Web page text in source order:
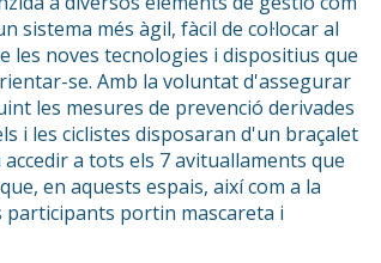
més àgil, fàcil de col·locar al
les noves tecnologies i dispositius que
se. Amb la voluntat d'assegurar
les mesures de prevenció derivades
i les ciclistes disposaran d'un braçalet
a tots els 7 avituallaments que
en aquests espais, així com a la
participants portin mascareta i